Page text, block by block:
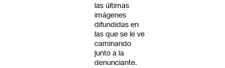
las últimas
imágenes
difundidas en
las que se le ve
caminando
junto a la
denunciante.